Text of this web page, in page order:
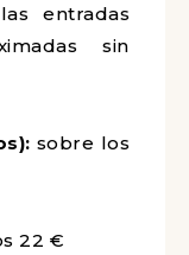
entradas
sin
sobre los
22 €